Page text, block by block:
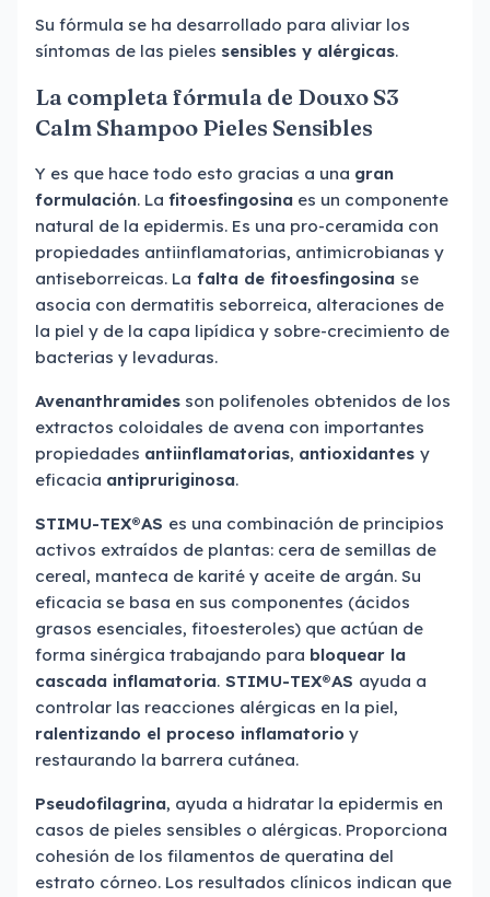
Su fórmula se ha desarrollado para aliviar los
síntomas de las pieles sensibles y alérgicas.
La completa fórmula de Douxo S3
Calm Shampoo Pieles Sensibles
Y es que hace todo esto gracias a una gran
formulación. La fitoesfingosina es un componente
natural de la epidermis. Es una pro-ceramida con
propiedades antiinflamatorias, antimicrobianas y
antiseborreicas. La falta de fitoesfingosina se
asocia con dermatitis seborreica, alteraciones de
la piel y de la capa lipídica y sobre-crecimiento de
bacterias y levaduras.
Avenanthramides son polifenoles obtenidos de los
extractos coloidales de avena con importantes
propiedades antiinflamatorias, antioxidantes y
eficacia antipruriginosa.
STIMU-TEX®AS es una combinación de principios
activos extraídos de plantas: cera de semillas de
cereal, manteca de karité y aceite de argán. Su
eficacia se basa en sus componentes (ácidos
grasos esenciales, fitoesteroles) que actúan de
forma sinérgica trabajando para bloquear la
cascada inflamatoria. STIMU-TEX®AS ayuda a
controlar las reacciones alérgicas en la piel,
ralentizando el proceso inflamatorio y
restaurando la barrera cutánea.
Pseudofilagrina, ayuda a hidratar la epidermis en
casos de pieles sensibles o alérgicas. Proporciona
cohesión de los filamentos de queratina del
estrato córneo. Los resultados clínicos indican que